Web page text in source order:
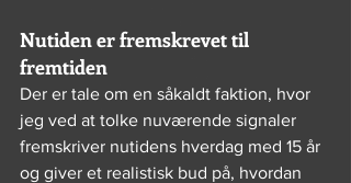
Nutiden er fremskrevet til
fremtiden
Der er tale om en såkaldt faktion, hvor
jeg ved at tolke nuværende signaler
fremskriver nutidens hverdag med 15 år
og giver et realistisk bud på, hvordan